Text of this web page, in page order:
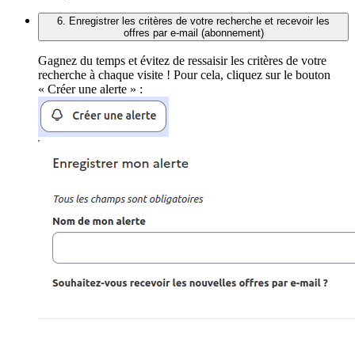
6. Enregistrer les critères de votre recherche et recevoir les
offres par e-mail (abonnement)
Gagnez du temps et évitez de ressaisir les critères de votre
recherche à chaque visite ! Pour cela, cliquez sur le bouton
« Créer une alerte » :